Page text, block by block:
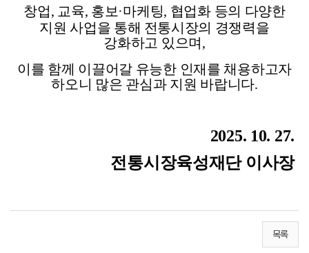
창업, 교육, 홍보·마케팅, 협업화 등의 다양한
지원 사업을 통해 전통시장의 경쟁력을
강화하고 있으며 ,
이를 함께 이끌어갈 유능한 인재를 채용하고자
하오니 많은 관심과 지원 바랍니다.
2025. 10. 27.
전통시장육성재단 이사장
목록